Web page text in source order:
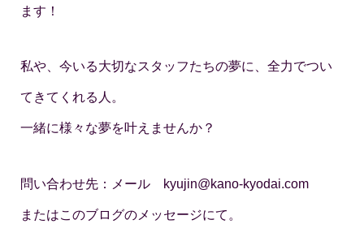
ます！
私や、今いる大切なスタッフたちの夢に、全力でつい
てきてくれる人。
一緒に様々な夢を叶えませんか？
問い合わせ先：メール kyujin@kano-kyodai.com
またはこのブログのメッセージにて。